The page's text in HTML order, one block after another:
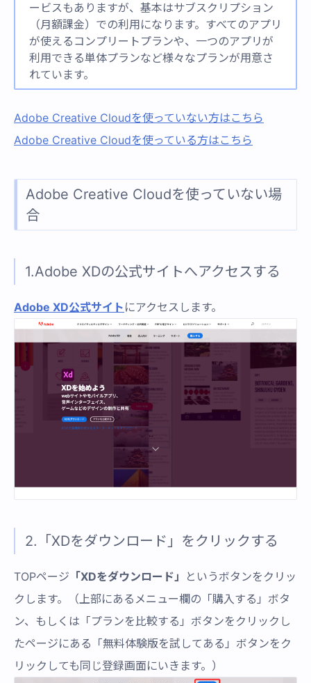
ービスもありますが、基本はサブスクリプション
（月額課金）での利用になります。すべてのアプリ
が使えるコンプリートプランや、一つのアプリが
利用できる単体プランなど様々なプランが用意さ
れています。
Adobe Creative Cloudを使っていない方はこちら
Adobe Creative Cloudを使っている方はこちら
Adobe Creative Cloudを使っていない場
合
1.Adobe XDの公式サイトへアクセスする
Adobe XD公式サイト にアクセスします。
2.「XDをダウンロード」をクリックする
TOPページ 「XDをダウンロード」
というボタンをクリッ
クします。（上部にあるメニュー欄の「購入する」ボタ
ン、もしくは「プランを比較する」ボタンをクリックし
たページにある「無料体験版を試してある」ボタンをク
リックしても同じ登録画面にいきます。）